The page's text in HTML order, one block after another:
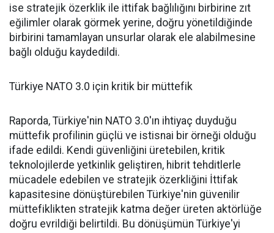
ise stratejik özerklik ile ittifak bağlılığını birbirine zıt
eğilimler olarak görmek yerine, doğru yönetildiğinde
birbirini tamamlayan unsurlar olarak ele alabilmesine
bağlı olduğu kaydedildi.
Türkiye NATO 3.0 için kritik bir müttefik
Raporda, Türkiye'nin NATO 3.0'ın ihtiyaç duyduğu
müttefik profilinin güçlü ve istisnai bir örneği olduğu
ifade edildi. Kendi güvenliğini üretebilen, kritik
teknolojilerde yetkinlik geliştiren, hibrit tehditlerle
mücadele edebilen ve stratejik özerkliğini İttifak
kapasitesine dönüştürebilen Türkiye'nin güvenilir
müttefiklikten stratejik katma değer üreten aktörlüğe
doğru evrildiği belirtildi. Bu dönüşümün Türkiye'yi